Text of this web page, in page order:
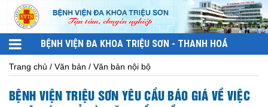
BỆNH VIỆN ĐA KHOA TRIỆU SƠN - THANH HOÁ
Trang chủ / Văn bản / Văn bản nội bộ
BỆNH VIỆN TRIỆU SƠN YÊU CẦU BÁO GIÁ VỀ VIỆC